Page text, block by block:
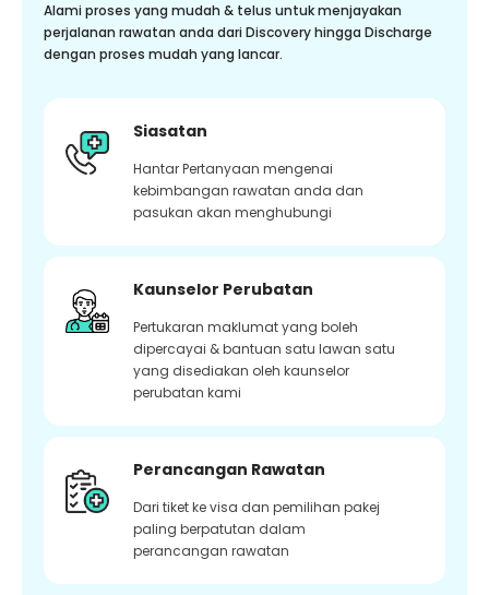
Alami proses yang mudah & telus untuk menjayakan
perjalanan rawatan anda dari Discovery hingga Discharge
dengan proses mudah yang lancar.
Siasatan
Hantar Pertanyaan mengenai
kebimbangan rawatan anda dan
pasukan akan menghubungi
Kaunselor Perubatan
Pertukaran maklumat yang boleh
dipercayai & bantuan satu lawan satu
yang disediakan oleh kaunselor
perubatan kami
Perancangan Rawatan
Dari tiket ke visa dan pemilihan pakej
paling berpatutan dalam
perancangan rawatan